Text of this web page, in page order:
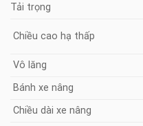
Tải trọng
Chiều cao hạ thấp
Vô lăng
Bánh xe nâng
Chiều dài xe nâng